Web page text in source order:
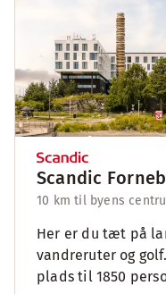
Scandic
10 km til byens
Her er du tæt på
vandreruter og
plads til 1850